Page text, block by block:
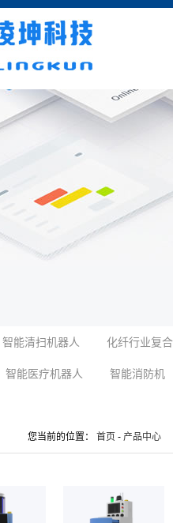
智能清扫机器人 化纤行业复合
智能医疗机器人 智能消防机
您当前的位置： 首页 - 产品中心